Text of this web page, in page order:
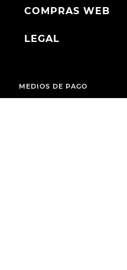
COMPRAS WEB
LEGAL
MEDIOS DE PAGO